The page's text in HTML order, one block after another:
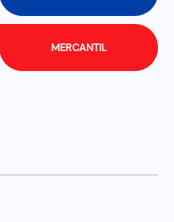
MERCANTIL